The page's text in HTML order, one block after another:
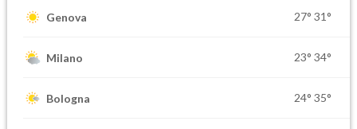
Genova 27° 31°
Milano 23° 34°
Bologna 24° 35°